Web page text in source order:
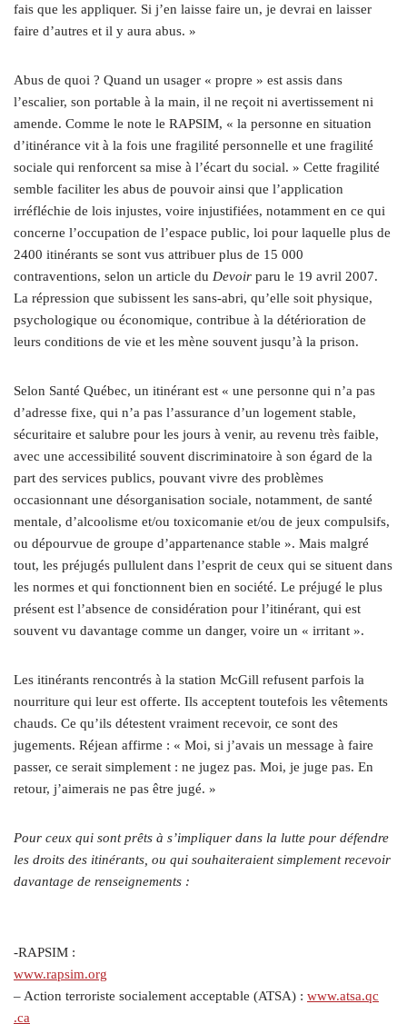
fais que les appliquer. Si j’en laisse faire un, je devrai en laisser
faire d’autres et il y aura abus. »
Abus de quoi ? Quand un usager « propre » est assis dans
l’escalier, son portable à la main, il ne reçoit ni avertissement ni
amende. Comme le note le RAPSIM, « la personne en situation
d’itinérance vit à la fois une fragilité personnelle et une fragilité
sociale qui renforcent sa mise à l’écart du social. » Cette fragilité
semble faciliter les abus de pouvoir ainsi que l’application
irréfléchie de lois injustes, voire injustifiées, notamment en ce qui
concerne l’occupation de l’espace public, loi pour laquelle plus de
2400 itinérants se sont vus attribuer plus de 15 000
contraventions, selon un article du Devoir paru le 19 avril 2007.
La répression que subissent les sans-abri, qu’elle soit physique,
psychologique ou économique, contribue à la détérioration de
leurs conditions de vie et les mène souvent jusqu’à la prison.
Selon Santé Québec, un itinérant est « une personne qui n’a pas
d’adresse fixe, qui n’a pas l’assurance d’un logement stable,
sécuritaire et salubre pour les jours à venir, au revenu très faible,
avec une accessibilité souvent discriminatoire à son égard de la
part des services publics, pouvant vivre des problèmes
occasionnant une désorganisation sociale, notamment, de santé
mentale, d’alcoolisme et/ou toxicomanie et/ou de jeux compulsifs,
ou dépourvue de groupe d’appartenance stable ». Mais malgré
tout, les préjugés pullulent dans l’esprit de ceux qui se situent dans
les normes et qui fonctionnent bien en société. Le préjugé le plus
présent est l’absence de considération pour l’itinérant, qui est
souvent vu davantage comme un danger, voire un « irritant ».
Les itinérants rencontrés à la station McGill refusent parfois la
nourriture qui leur est offerte. Ils acceptent toutefois les vêtements
chauds. Ce qu’ils détestent vraiment recevoir, ce sont des
jugements. Réjean affirme : « Moi, si j’avais un message à faire
passer, ce serait simplement : ne jugez pas. Moi, je juge pas. En
retour, j’aimerais ne pas être jugé. »
Pour ceux qui sont prêts à s’impliquer dans la lutte pour défendre
les droits des itinérants, ou qui souhaiteraient simplement recevoir
davantage de renseignements :
-RAPSIM :
www​.rapsim​.org
– Action terroriste socialement acceptable (ATSA) : www​.atsa​.qc​
.ca